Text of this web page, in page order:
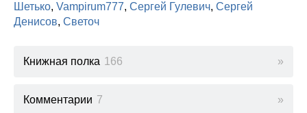
Шетько, Vampirum777, Сергей Гулевич, Сергей
Денисов, Светоч
Книжная полка 166
Комментарии 7